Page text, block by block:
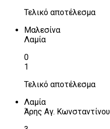
Τελικό αποτέλεσμα
Μαλεσίνα
Λαμία
0
1
Τελικό αποτέλεσμα
Λαμία
Άρης Αγ. Κωνσταντίνου